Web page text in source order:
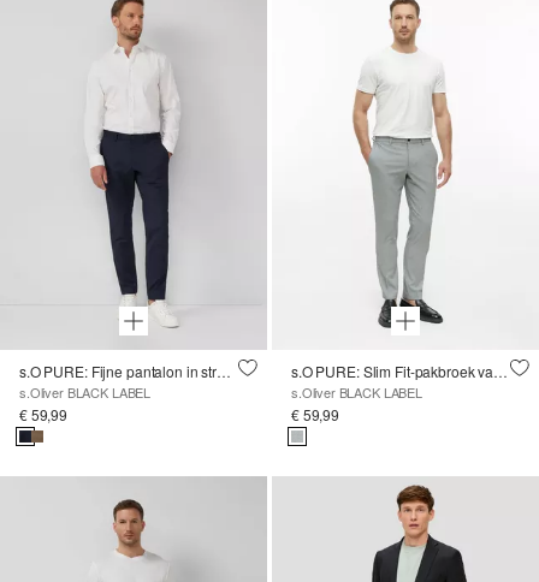
s.O PURE: Fijne pantalon in stretchstof
s.Oliver BLACK LABEL
€ 59,99
s.O PURE: Slim Fit-pakbroek van gestructureerde stof
s.Oliver BLACK LABEL
€ 59,99